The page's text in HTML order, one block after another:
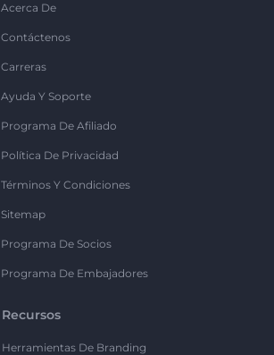
Acerca De
Contáctenos
Carreras
Ayuda Y Soporte
Programa De Afiliado
Política De Privacidad
Términos Y Condiciones
Sitemap
Programa De Socios
Programa De Embajadores
Recursos
Herramientas De Branding